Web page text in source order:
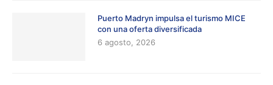
Puerto Madryn impulsa el turismo MICE
con una oferta diversificada
6 agosto, 2026